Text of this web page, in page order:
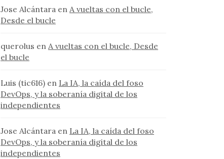
Jose Alcántara en A vueltas con el bucle,
Desde el bucle
querolus en A vueltas con el bucle, Desde
el bucle
Luis (tic616) en La IA, la caída del foso
DevOps, y la soberanía digital de los
independientes
Jose Alcántara en La IA, la caída del foso
DevOps, y la soberanía digital de los
independientes